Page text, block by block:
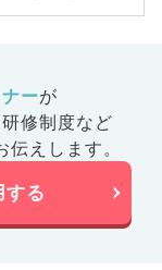
ーが
修制度など
えします。
する